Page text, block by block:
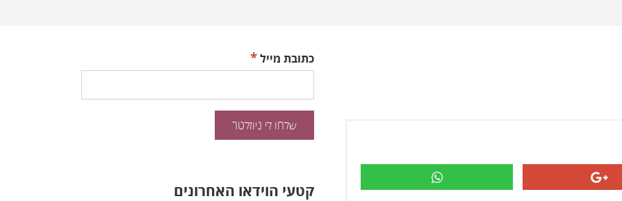
כתובת מייל*
קטעי הוידאו האחרונים